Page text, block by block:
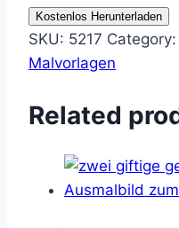
Kostenlos Herunterladen
SKU: 5217 Category:
Malvorlagen
Related